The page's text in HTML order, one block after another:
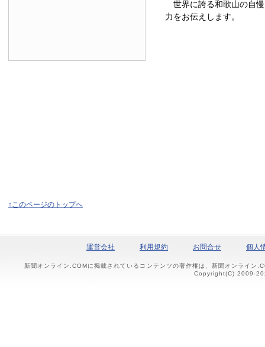
世界に誇る和歌山の自
力をお伝えします。
↑このページのトップへ
運営会社 利用規約 お問合せ 個人
新聞オンライン.COMに掲載されているコンテンツの著作権は、新聞オンライン
Copyright(C) 2009-